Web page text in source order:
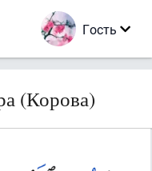
Гость
(Корова)